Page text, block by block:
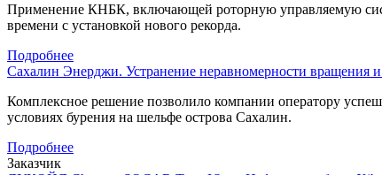
Применение КНБК, включающей роторную управляемую
времени с установкой нового рекорда.
Подробнее
Сахалин Энерджи. Устранение неравномерности вращения
Комплексное решение позволило компании оператору
условиях бурения на шельфе острова Сахалин.
Подробнее
Заказчик